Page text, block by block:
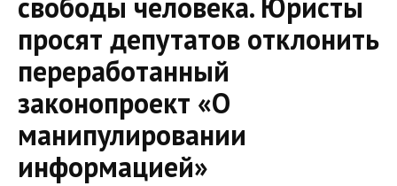
Новости
Кыргызстана
просят депутатов отклонить
переработанный
законопроект «О
манипулировании
информацией»